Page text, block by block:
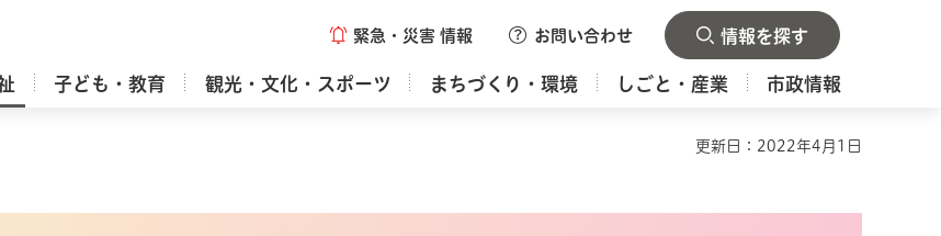
緊急・災害 情報 お問い合わせ 情報を探す
子ども・教育 観光・文化・スポーツ まちづくり・環境 しごと・産業 市政情報
更新日：2022年4月1日